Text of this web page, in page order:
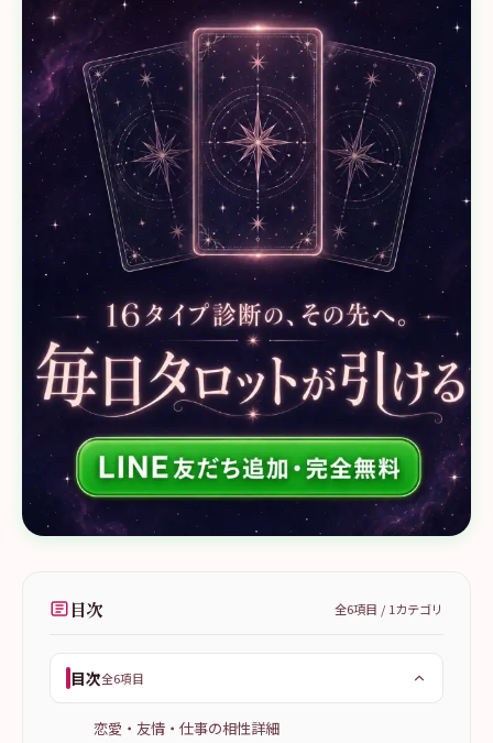
目次 全6項目 / 1カテゴリ
目次全6項目
恋愛・友情・仕事の相性詳細